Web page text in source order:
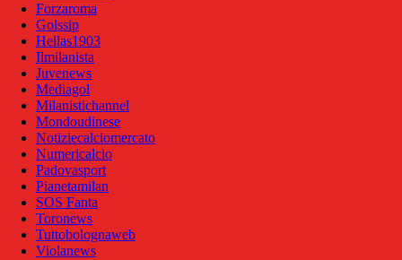
Forzaroma
Golssip
Hellas1903
Ilmilanista
Juvenews
Mediagol
Milanistichannel
Mondoudinese
Notiziecalciomercato
Numericalcio
Padovasport
Pianetamilan
SOS Fanta
Toronews
Tuttobolognaweb
Violanews